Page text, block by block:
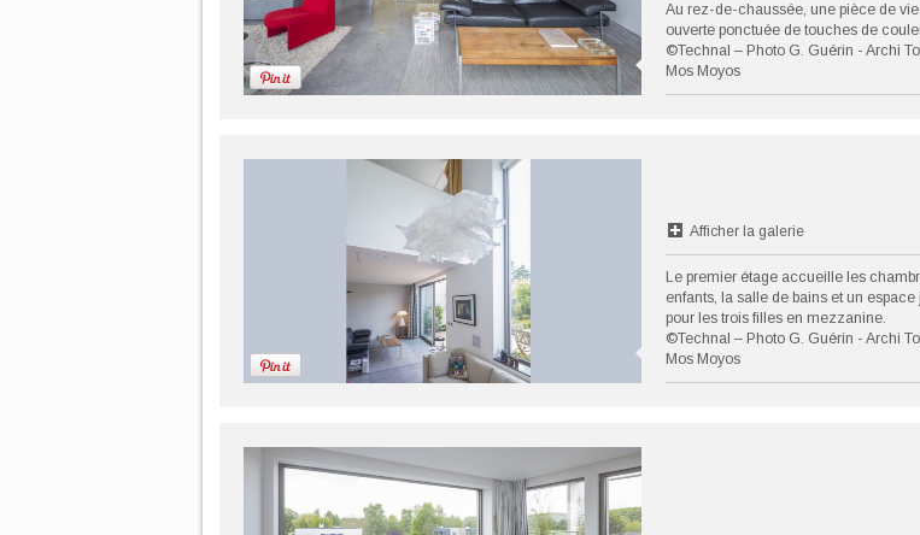
Au rez-de-chaussée, une pièce de vie
ouverte ponctuée de touches de
©Technal – Photo G. Guérin - Archi
Mos Moyos
Afficher la galerie
Le premier étage accueille les
enfants, la salle de bains et un espace
pour les trois filles en mezzanine.
©Technal – Photo G. Guérin - Archi
Mos Moyos